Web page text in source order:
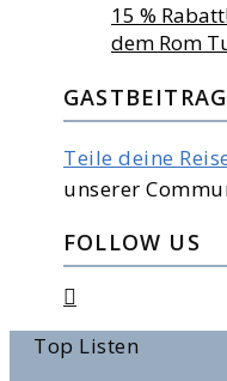
15 %
dem Rom
von
GASTBEITRAG
Teile deine
unserer
FOLLOW US
Top Listen